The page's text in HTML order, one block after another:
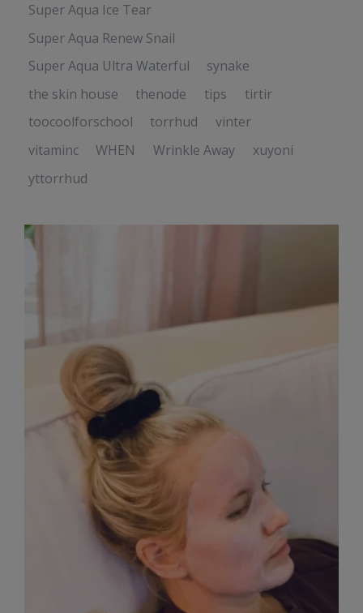
Super Aqua Ice Tear
Super Aqua Renew Snail
Super Aqua Ultra Waterful
synake
the skin house
thenode tips
tirtir
toocoolforschool
torrhud
vinter
vitaminc
WHEN Wrinkle Away
xuyoni
yttorrhud